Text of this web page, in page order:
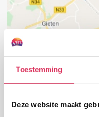
Toestemming
Deze website maakt
Vind hulp in
Hier vindt u de
ondersteuning of